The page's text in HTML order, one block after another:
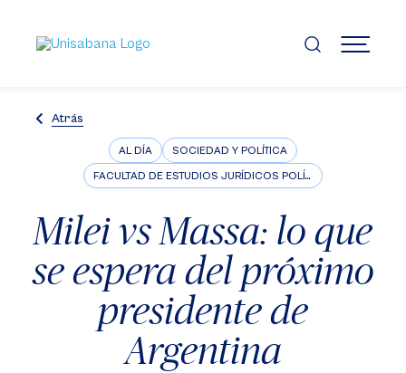
contenido
principal
MENÚ
Atrás
AL DÍA SOCIEDAD Y POLÍTICA
FACULTAD DE ESTUDIOS JURÍDICOS POLÍTICOS E INTERNACIONALES
Milei vs Massa: lo que
se espera del próximo
presidente de
Argentina